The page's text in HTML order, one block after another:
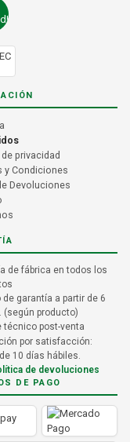
privacidad
y Condiciones
Devoluciones
de fábrica en todos los
de garantía a partir de 6
(según producto)
técnico post-venta
por satisfacción:
10 días hábiles.
de devoluciones
DE PAGO